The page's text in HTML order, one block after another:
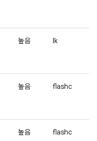
높음 lk
높음 flashc
높음 flashc